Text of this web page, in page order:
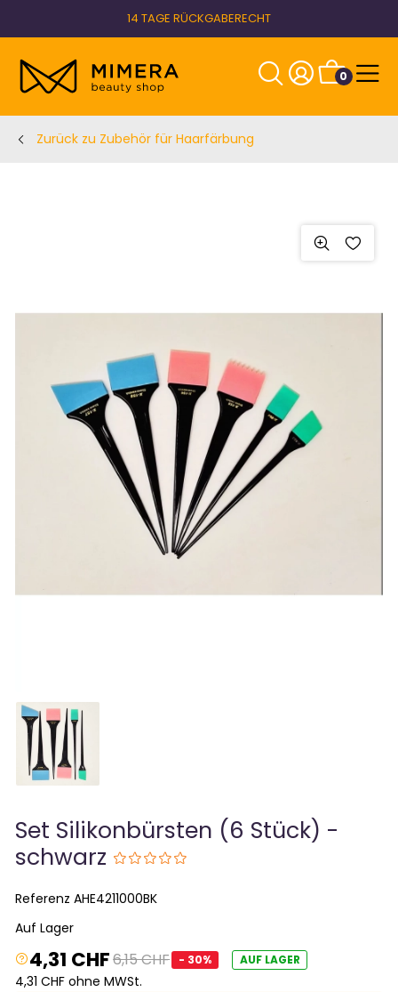
14 TAGE RÜCKGABERECHT
0
Zurück zu Zubehör für Haarfärbung
Set Silikonbürsten (6 Stück) -
schwarz
ReferenzAHE4211000BK
Auf Lager
4,31 CHF6,15 CHF - 30% AUF LAGER
4,31 CHF ohne MWSt.